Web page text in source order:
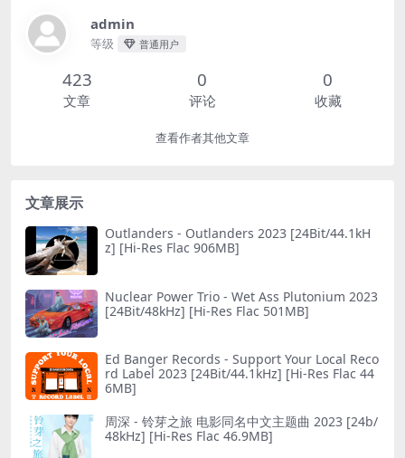
admin
等级 普通用户
423
文章
0
评论
0
收藏
查看作者其他文章
文章展示
Outlanders - Outlanders 2023 [24Bit/44.1kH
z] [Hi-Res Flac 906MB]
Nuclear Power Trio - Wet Ass Plutonium 2023
[24Bit/48kHz] [Hi-Res Flac 501MB]
Ed Banger Records - Support Your Local Reco
rd Label 2023 [24Bit/44.1kHz] [Hi-Res Flac 44
6MB]
周深 - 铃芽之旅 电影同名中文主题曲 2023 [24b/
48kHz] [Hi-Res Flac 46.9MB]